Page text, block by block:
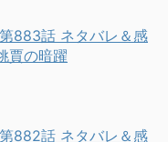
883話 ネタバレ＆感
賈の暗躍
882話 ネタバレ＆感